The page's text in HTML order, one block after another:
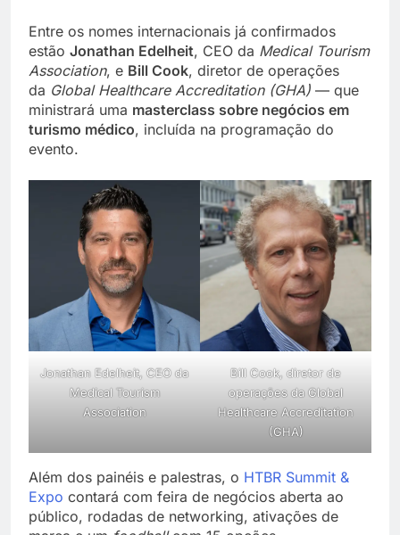
Entre os nomes internacionais já confirmados
estão Jonathan Edelheit, CEO da Medical Tourism
Association, e Bill Cook, diretor de operações
da Global Healthcare Accreditation (GHA) — que
ministrará uma masterclass sobre negócios em
turismo médico, incluída na programação do
evento.
Jonathan Edelheit, CEO da
Medical Tourism
Association
Bill Cook, diretor de
operações da Global
Healthcare Accreditation
(GHA)
Além dos painéis e palestras, o HTBR Summit &
Expo contará com feira de negócios aberta ao
público, rodadas de networking, ativações de